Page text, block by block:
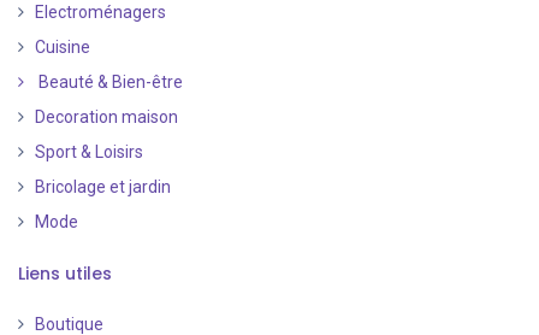
Electroménagers
Cuisine
Beauté & Bien-être
Decoration maison
Sport & Loisirs
Bricolage et jardin
Mode
Liens utiles
Boutique